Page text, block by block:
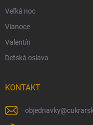
Veľká noc
Vianoce
Valentín
Detská oslava
KONTAKT
objednavky@